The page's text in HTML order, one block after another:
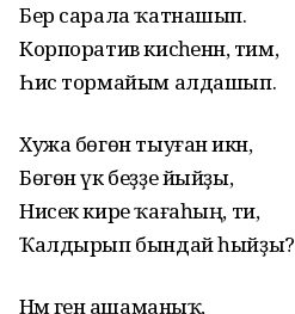
Бер сарала ҡатнашып.
Корпоратив кисәһенән, тим,
Һис тормайым алдашып.
Хужа бөгөн тыуған икән,
Бөгөн үк беҙҙе йыйҙы,
Нисек кире ҡағаһың, ти,
Ҡалдырып бындай һыйҙы?
Нәмә генә ашаманыҡ,